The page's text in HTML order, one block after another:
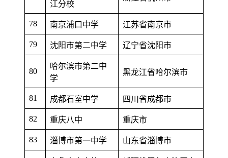
江分校
78 南京浦口中学 江苏省南京市
79 沈阳市第二中学 辽宁省沈阳市
80
哈尔滨市第二中
学
黑龙江省哈尔滨市
81 成都石室中学 四川省成都市
82 重庆八中 重庆市
83 淄博市第一中学 山东省淄博市